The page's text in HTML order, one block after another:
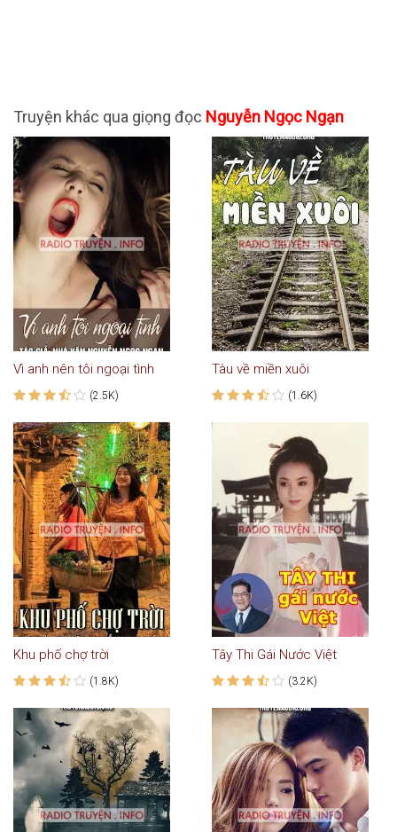
Truyện khác qua giọng đọc Nguyễn Ngọc Ngạn
Vì anh nên tôi ngoại tình
(2.5K)
Tàu về miền xuôi
(1.6K)
Khu phố chợ trời
(1.8K)
Tây Thi Gái Nước Việt
(3.2K)